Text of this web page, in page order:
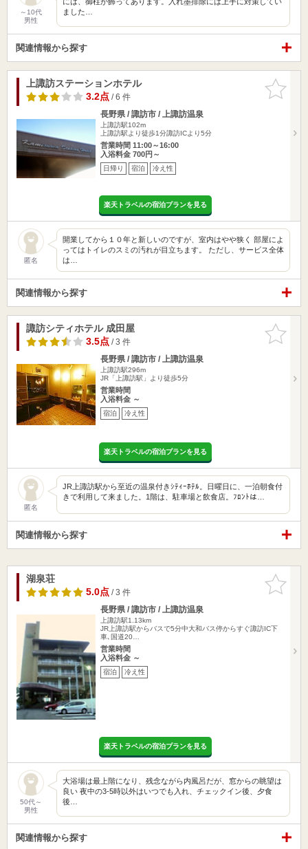
～10代
男性
ました…
関連情報から探す
お気に入
りに追加
上諏訪ステーションホテル
3.2点/ 6 件
長野県 / 諏訪市 / 上諏訪温泉
上諏訪駅102m
上諏訪駅より徒歩1分諏訪ICより5分
営業時間 11:00～16:00
入浴料金 700円～
日帰り 宿泊 冷え性
楽天トラベルの宿泊プランを見る
匿名
開業してから１０年と新しいのですが、室内はやや狭く 部屋によ
ってはトイレのスミの汚れが目立ちます。 ただし、サービス全体
は…
関連情報から探す
お気に入
りに追加
諏訪シティホテル 成田屋
3.5点/ 3 件
長野県 / 諏訪市 / 上諏訪温泉
上諏訪駅296m
JR「上諏訪駅」より徒歩5分
営業時間
入浴料金 ～
宿泊 冷え性
楽天トラベルの宿泊プランを見る
匿名
JR上諏訪駅から至近の温泉付きｼﾃｨｰﾎﾃﾙ。日曜日に、一泊朝食付
きで利用して来ました。1階は、駐車場と飲食店。ﾌﾛﾝﾄは…
関連情報から探す
お気に入
りに追加
湖泉荘
5.0点/ 3 件
長野県 / 諏訪市 / 上諏訪温泉
上諏訪駅1.13km
JR上諏訪駅からバスで5分中大和バス停からすぐ諏訪IC下
車､国道20…
営業時間
入浴料金 ～
宿泊 冷え性
楽天トラベルの宿泊プランを見る
50代～
男性
大浴場は最上階になり、残念ながら内風呂だが、窓からの眺望は
良い 夜中の3-5時以外はいつでも入れ、チェックイン後、夕食
後…
関連情報から探す